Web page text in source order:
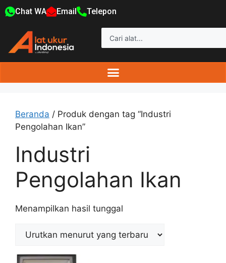
Chat WA Email Telepon
Beranda / Produk dengan tag “Industri
Pengolahan Ikan”
Industri
Pengolahan Ikan
Menampilkan hasil tunggal